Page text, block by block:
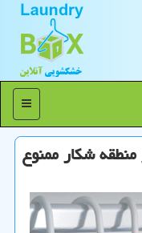
منو
شكار ممنوع